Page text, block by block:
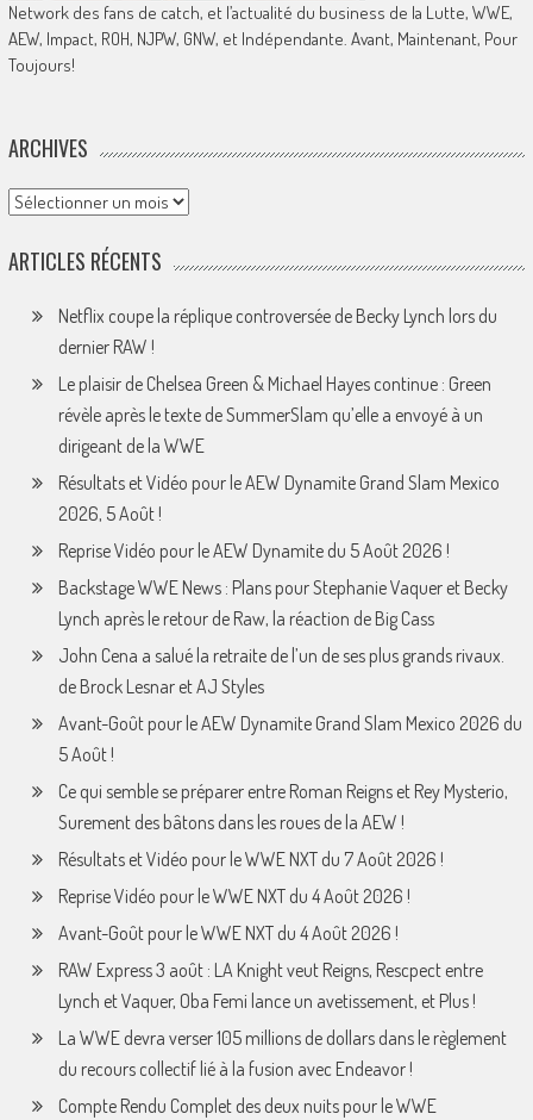
Network des fans de catch, et l’actualité du business de la Lutte, WWE,
AEW, Impact, ROH, NJPW, GNW, et Indépendante. Avant, Maintenant, Pour
Toujours!
ARCHIVES
Archives
ARTICLES RÉCENTS
Netflix coupe la réplique controversée de Becky Lynch lors du
dernier RAW !
Le plaisir de Chelsea Green & Michael Hayes continue : Green
révèle après le texte de SummerSlam qu’elle a envoyé à un
dirigeant de la WWE
Résultats et Vidéo pour le AEW Dynamite Grand Slam Mexico
2026, 5 Août !
Reprise Vidéo pour le AEW Dynamite du 5 Août 2026 !
Backstage WWE News : Plans pour Stephanie Vaquer et Becky
Lynch après le retour de Raw, la réaction de Big Cass
John Cena a salué la retraite de l’un de ses plus grands rivaux.
de Brock Lesnar et AJ Styles
Avant-Goût pour le AEW Dynamite Grand Slam Mexico 2026 du
5 Août !
Ce qui semble se préparer entre Roman Reigns et Rey Mysterio,
Surement des bâtons dans les roues de la AEW !
Résultats et Vidéo pour le WWE NXT du 7 Août 2026 !
Reprise Vidéo pour le WWE NXT du 4 Août 2026 !
Avant-Goût pour le WWE NXT du 4 Août 2026 !
RAW Express 3 août : LA Knight veut Reigns, Rescpect entre
Lynch et Vaquer, Oba Femi lance un avetissement, et Plus !
La WWE devra verser 105 millions de dollars dans le règlement
du recours collectif lié à la fusion avec Endeavor !
Compte Rendu Complet des deux nuits pour le WWE